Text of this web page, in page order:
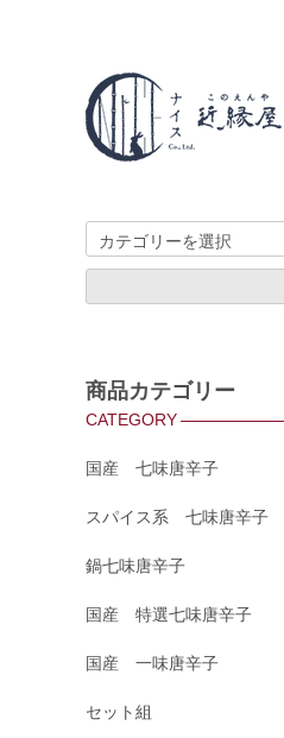
商品カテゴリー
CATEGORY
国産 七味唐辛子
スパイス系 七味唐辛子
鍋七味唐辛子
国産 特選七味唐辛子
国産 一味唐辛子
セット組